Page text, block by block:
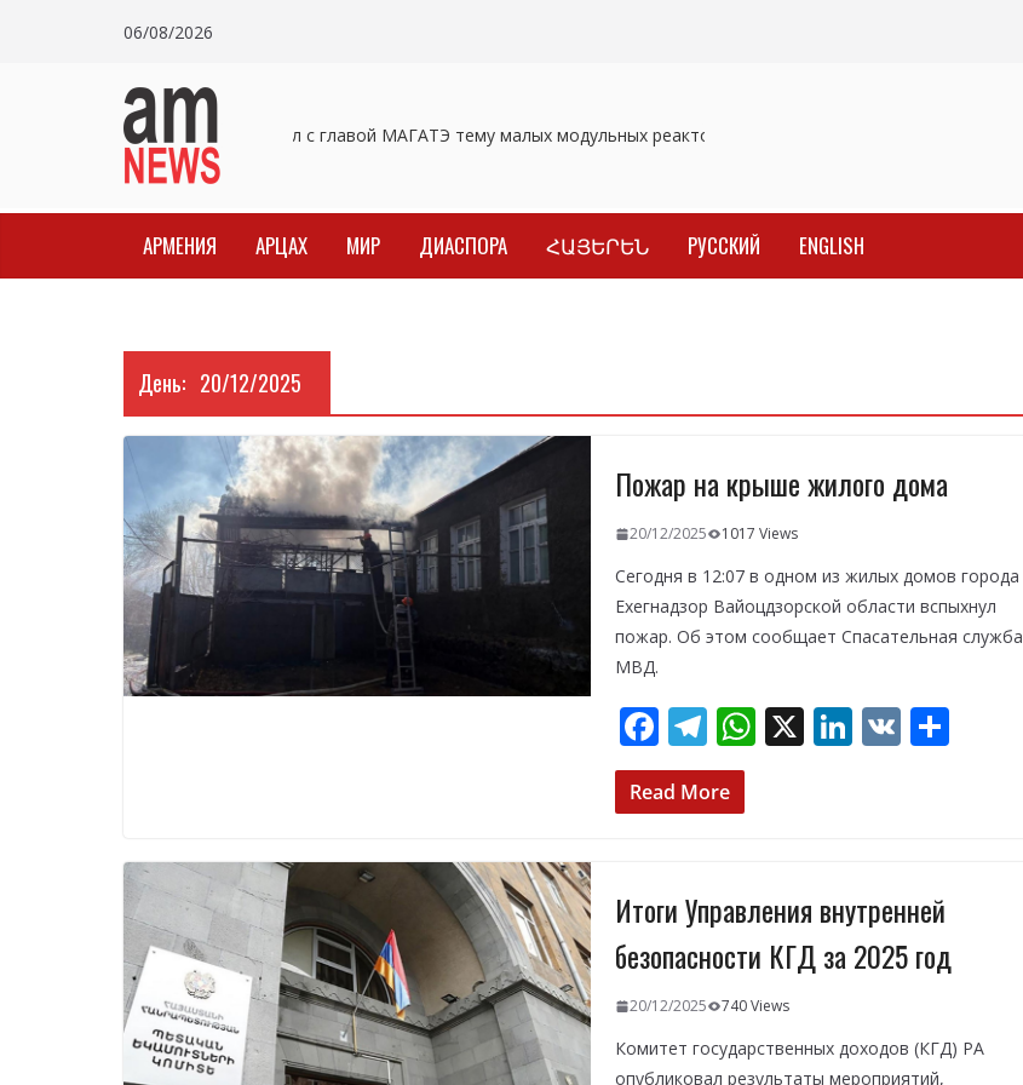
06/08/2026
Пашинян обсудил с главой МАГАТЭ тему малых модульных реакторов
АРМЕНИЯ АРЦАХ МИР ДИАСПОРА ՀԱՅԵՐԵՆ РУССКИЙ ENGLISH
День: 20/12/2025
Пожар на крыше жилого дома
20/12/2025 1017 Views
Сегодня в 12:07 в одном из жилых домов города
Ехегнадзор Вайоцдзорской области вспыхнул
пожар. Об этом сообщает Спасательная служба
МВД.
F
ac
e
o
k
T
el
e
m
W
p
p
X Li
n
V О
и
ь
Read More
Итоги Управления внутренней
безопасности КГД за 2025 год
20/12/2025 740 Views
Комитет государственных доходов (КГД) РА
опубликовал результаты мероприятий,